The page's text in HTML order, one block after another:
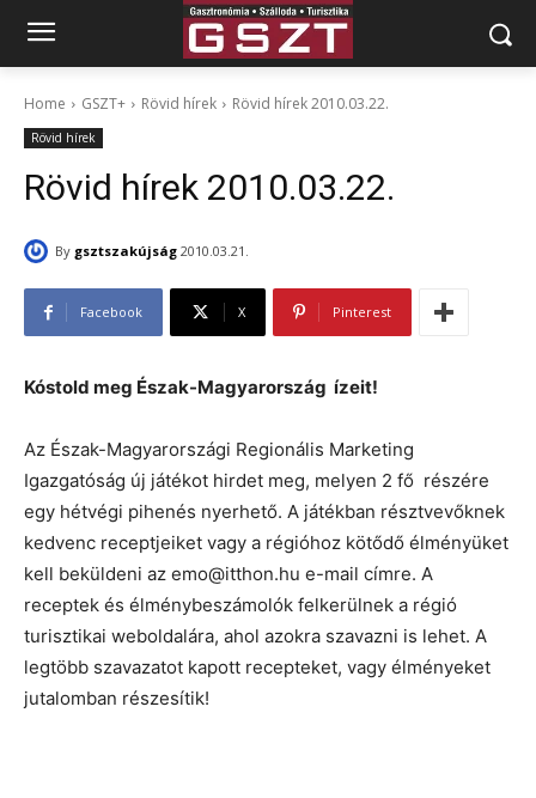
Home GSZT+ Rövid hírek Rövid hírek 2010.03.22.
Rövid hírek
Rövid hírek 2010.03.22.
By gsztszakújság 2010.03.21.
Facebook X Pinterest
Kóstold meg Észak-Magyarország ízeit!
Az Észak-Magyarországi Regionális Marketing
Igazgatóság új játékot hirdet meg, melyen 2 fő részére
egy hétvégi pihenés nyerhető. A játékban résztvevőknek
kedvenc receptjeiket vagy a régióhoz kötődő élményüket
kell beküldeni az emo@itthon.hu e-mail címre. A
receptek és élménybeszámolók felkerülnek a régió
turisztikai weboldalára, ahol azokra szavazni is lehet. A
legtöbb szavazatot kapott recepteket, vagy élményeket
jutalomban részesítik!